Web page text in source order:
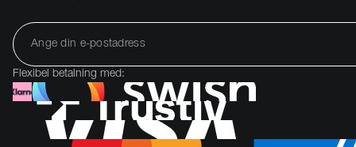
Flexibel betalning med: